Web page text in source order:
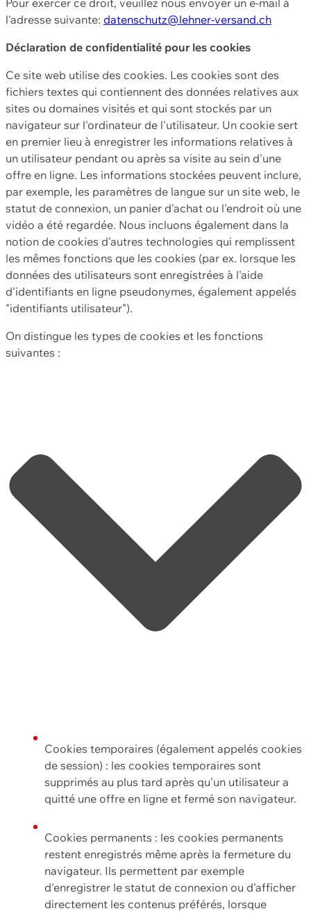
l'adresse suivante: datenschutz@lehner-versand.ch
Déclaration de confidentialité pour les cookies
Ce site web utilise des cookies. Les cookies sont des
fichiers textes qui contiennent des données relatives aux
sites ou domaines visités et qui sont stockés par un
navigateur sur l'ordinateur de l'utilisateur. Un cookie sert
en premier lieu à enregistrer les informations relatives à
un utilisateur pendant ou après sa visite au sein d'une
offre en ligne. Les informations stockées peuvent inclure,
par exemple, les paramètres de langue sur un site web, le
statut de connexion, un panier d'achat ou l'endroit où une
vidéo a été regardée. Nous incluons également dans la
notion de cookies d'autres technologies qui remplissent
les mêmes fonctions que les cookies (par ex. lorsque les
données des utilisateurs sont enregistrées à l'aide
d'identifiants en ligne pseudonymes, également appelés
"identifiants utilisateur").
On distingue les types de cookies et les fonctions
suivantes :
Cookies temporaires (également appelés cookies
de session) : les cookies temporaires sont
supprimés au plus tard après qu'un utilisateur a
quitté une offre en ligne et fermé son navigateur.
Cookies permanents : les cookies permanents
restent enregistrés même après la fermeture du
navigateur. Ils permettent par exemple
d'enregistrer le statut de connexion ou d'afficher
directement les contenus préférés, lorsque